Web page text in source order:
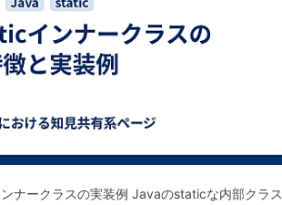
ナークラスの実装例 Javaのstaticな内部クラス